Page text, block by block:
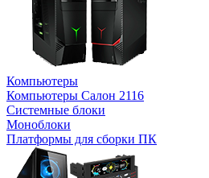
Компьютеры
Компьютеры Салон 2116
Системные блоки
Моноблоки
Платформы для сборки ПК